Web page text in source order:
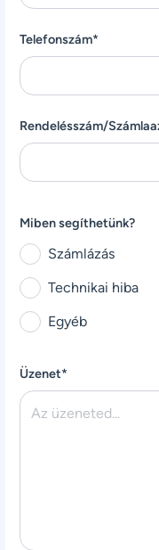
Telefonszám*
Rendelésszám/
Miben segíthetünk?
Számlázás
Technikai hiba
Egyéb
Üzenet*